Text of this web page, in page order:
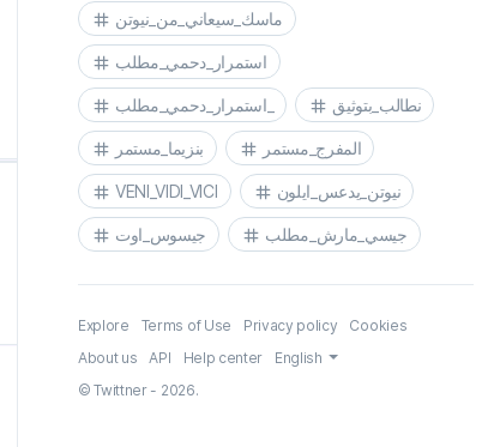
ماسك_سيعاني_من_نيوتن
استمرار_دحمي_مطلب
نطالب_بتوثيق
بنزيما_مستمر المفرج_مستمر
VENI_VIDI_VICI نيوتن_يدعس_ايلون
جيسوس_اوت جيسي_مارش_مطلب
Explore Terms of Use Privacy policy
Cookies
About us
API Help center
English
© Twittner - 2026.